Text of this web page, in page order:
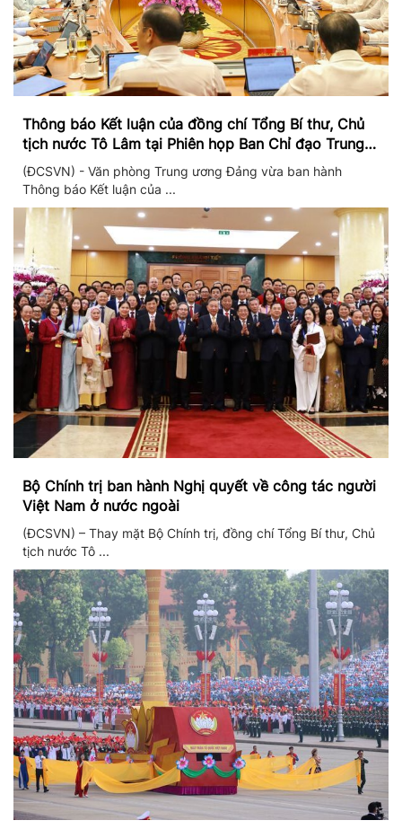
Thông báo Kết luận của đồng chí Tổng Bí thư, Chủ
tịch nước Tô Lâm tại Phiên họp Ban Chỉ đạo Trung
ương thực hiện Nghị quyết 57
(ĐCSVN) - Văn phòng Trung ương Đảng vừa ban hành
Thông báo Kết luận của ...
Bộ Chính trị ban hành Nghị quyết về công tác người
Việt Nam ở nước ngoài
(ĐCSVN) – Thay mặt Bộ Chính trị, đồng chí Tổng Bí thư, Chủ
tịch nước Tô ...